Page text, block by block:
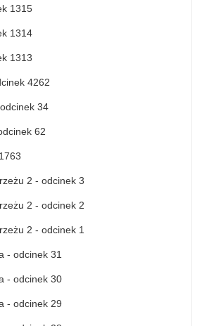
1315
1314
1313
4262
34
62
2 - odcinek 3
2 - odcinek 2
2 - odcinek 1
- odcinek 31
- odcinek 30
- odcinek 29